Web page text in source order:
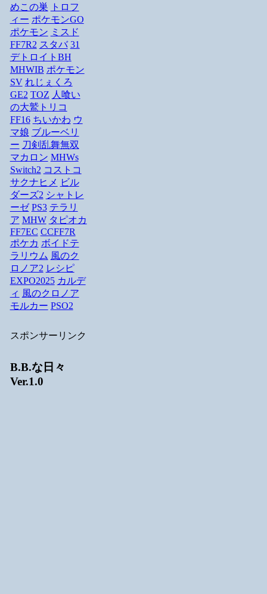
めこの巣
トロフ
ィー ポケモンGO
ポケモン ミスド
FF7R2 スタバ 31
デトロイトBH
MHWIB ポケモン
SV れじぇくろ
GE2 TOZ 人喰い
の大鷲トリコ
FF16 ちいかわ ウ
マ娘 ブルーベリ
ー 刀剣乱舞無双
マカロン MHWs
Switch2 コストコ
サクナヒメ ビル
ダーズ2 シャトレ
ーゼ PS3 テラリ
ア MHW タピオカ
FF7EC CCFF7R
ポケカ ボイドテ
ラリウム 風のク
ロノア2 レシピ
EXPO2025 カルデ
ィ 風のクロノア
モルカー PSO2
スポンサーリンク
B.B.な日々
Ver.1.0